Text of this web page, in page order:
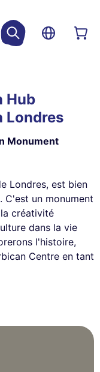
Hub
Londres
Monument
Londres, est bien
C'est un monument
créativité
dans la vie
l'histoire,
Centre en tant